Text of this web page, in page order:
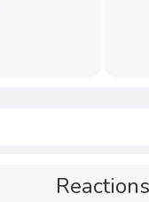
Reactions